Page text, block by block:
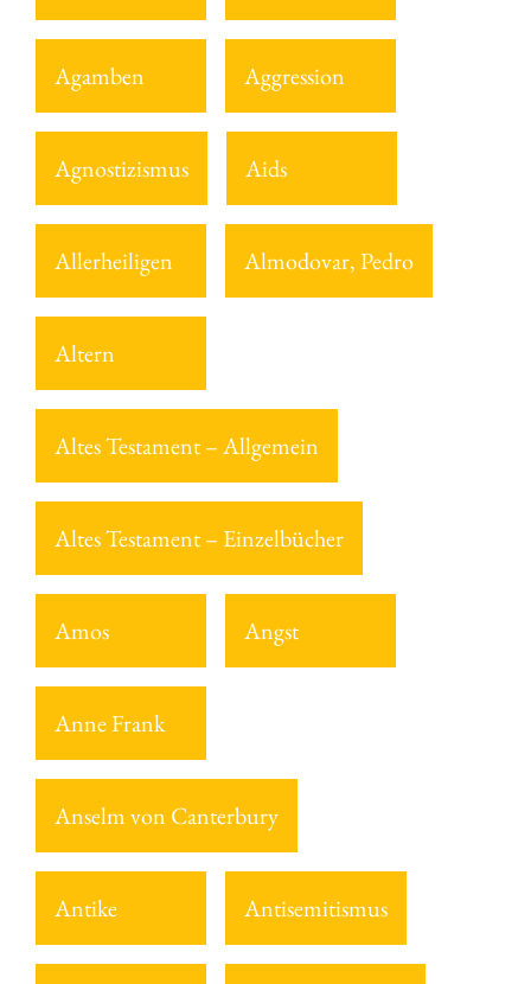
Agamben Aggression
Agnostizismus Aids
Allerheiligen Almodovar, Pedro
Altern
Altes Testament – Allgemein
Altes Testament – Einzelbücher
Amos Angst
Anne Frank
Anselm von Canterbury
Antike Antisemitismus